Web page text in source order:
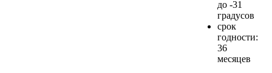
до -31
градусов
срок
годности:
36
месяцев